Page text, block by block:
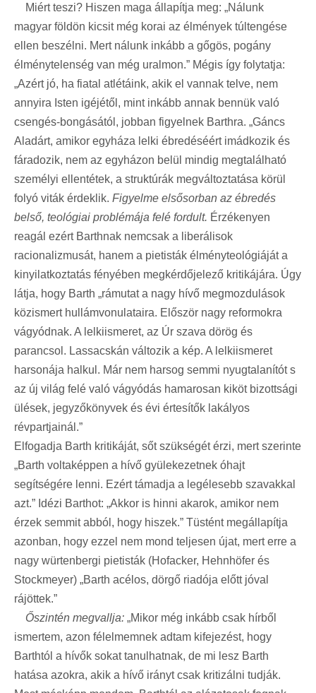
Miért teszi? Hiszen maga állapítja meg: „Nálunk
magyar földön kicsit még korai az élmények túltengése
ellen beszélni. Mert nálunk inkább a gőgös, pogány
élménytelenség van még uralmon.” Mégis így folytatja:
„Azért jó, ha fiatal atlétáink, akik el vannak telve, nem
annyira Isten igéjétől, mint inkább annak bennük való
csengés-bongásától, jobban figyelnek Barthra. „Gáncs
Aladárt, amikor egyháza lelki ébredéséért imádkozik és
fáradozik, nem az egyházon belül mindig megtalálható
személyi ellentétek, a struktúrák megváltoztatása körül
folyó viták érdeklik. Figyelme elsősorban az ébredés
belső, teológiai problémája felé fordult. Érzékenyen
reagál ezért Barthnak nemcsak a liberálisok
racionalizmusát, hanem a pietisták élményteológiáját a
kinyilatkoztatás fényében megkérdőjelező kritikájára. Úgy
látja, hogy Barth „rámutat a nagy hívő megmozdulások
közismert hullámvonulataira. Először nagy reformokra
vágyódnak. A lelkiismeret, az Úr szava dörög és
parancsol. Lassacskán változik a kép. A lelkiismeret
harsonája halkul. Már nem harsog semmi nyugtalanítót s
az új világ felé való vágyódás hamarosan kiköt bizottsági
ülések, jegyzőkönyvek és évi értesítők lakályos
révpartjainál.”
Elfogadja Barth kritikáját, sőt szükségét érzi, mert szerinte
„Barth voltaképpen a hívő gyülekezetnek óhajt
segítségére lenni. Ezért támadja a legélesebb szavakkal
azt.” Idézi Barthot: „Akkor is hinni akarok, amikor nem
érzek semmit abból, hogy hiszek.” Tüstént megállapítja
azonban, hogy ezzel nem mond teljesen újat, mert erre a
nagy würtenbergi pietisták (Hofacker, Hehnhöfer és
Stockmeyer) „Barth acélos, dörgő riadója előtt jóval
rájöttek.”
Őszintén megvallja: „Mikor még inkább csak hírből
ismertem, azon félelmemnek adtam kifejezést, hogy
Barthtól a hívők sokat tanulhatnak, de mi lesz Barth
hatása azokra, akik a hívő irányt csak kritizálni tudják.